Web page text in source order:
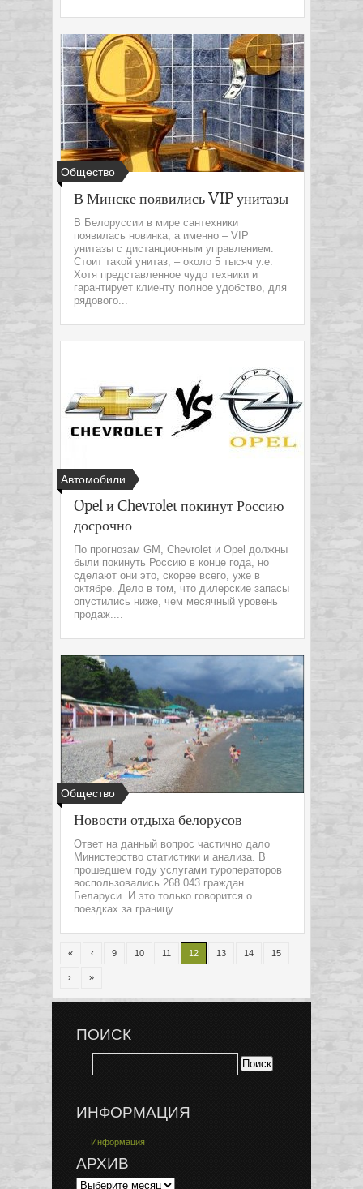
Общество
В Минске появились VIP унитазы
В Белоруссии в мире сантехники
появилась новинка, а именно – VIP
унитазы с дистанционным управлением.
Стоит такой унитаз, – около 5 тысяч у.е.
Хотя представленное чудо техники и
гарантирует клиенту полное удобство, для
рядового...
Автомобили
Opel и Chevrolet покинут Россию
досрочно
По прогнозам GM, Chevrolet и Opel должны
были покинуть Россию в конце года, но
сделают они это, скорее всего, уже в
октябре. Дело в том, что дилерские запасы
опустились ниже, чем месячный уровень
продаж....
Общество
Новости отдыха белорусов
Ответ на данный вопрос частично дало
Министерство статистики и анализа. В
прошедшем году услугами туроператоров
воспользовались 268.043 граждан
Беларуси. И это только говорится о
поездках за границу....
« ‹ 9 10 11 12 13 14 15
› »
ПОИСК
ИНФОРМАЦИЯ
Информация
АРХИВ